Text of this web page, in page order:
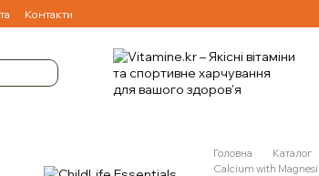
Контакти
Головна Каталог
Calcium with